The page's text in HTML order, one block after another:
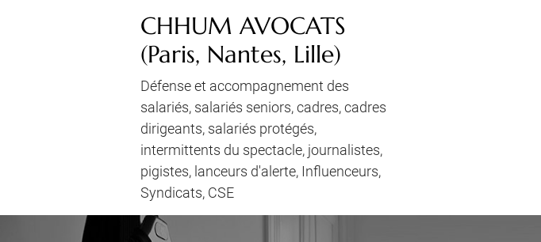
CHHUM AVOCATS
(Paris, Nantes, Lille)
Défense et accompagnement des
salariés, salariés seniors, cadres, cadres
dirigeants, salariés protégés,
intermittents du spectacle, journalistes,
pigistes, lanceurs d'alerte, Influenceurs,
Syndicats, CSE